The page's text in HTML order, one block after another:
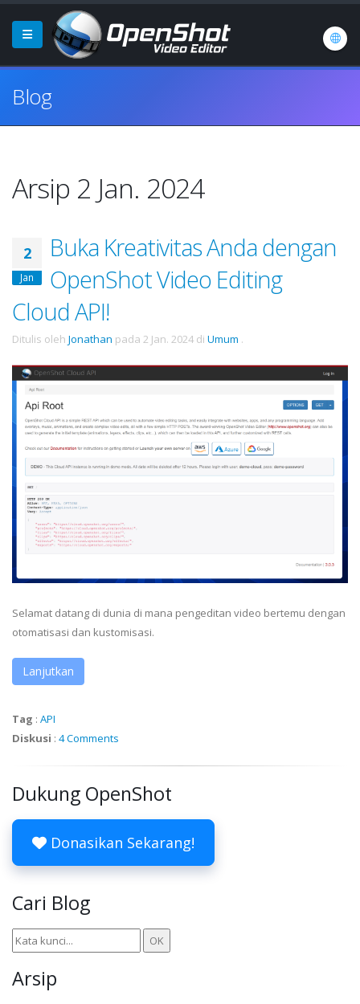
Blog
Arsip 2 Jan. 2024
2
Jan
Buka Kreativitas Anda dengan
OpenShot Video Editing
Cloud API!
Ditulis oleh Jonathan pada 2 Jan. 2024 di Umum .
Selamat datang di dunia di mana pengeditan video bertemu dengan
otomatisasi dan kustomisasi.
Lanjutkan
Tag : API
Diskusi : 4 Comments
Dukung OpenShot
Donasikan Sekarang!
Cari Blog
Arsip